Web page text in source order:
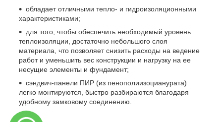
обладает отличными тепло- и гидроизоляционными
характеристиками;
для того, чтобы обеспечить необходимый уровень
теплоизоляции, достаточно небольшого слоя
материала, что позволяет снизить расходы на ведение
работ и уменьшить вес конструкции и нагрузку на ее
несущие элементы и фундамент;
сэндвич-панели ПИР (из пенополиизоцианурата)
легко монтируются, быстро разбираются благодаря
удобному замковому соединению.